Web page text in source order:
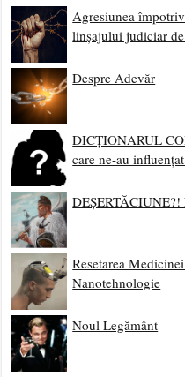
Agresiunea
linșajului judiciar
Despre Adevăr
DICȚIONARUL
care ne-au
Resetarea
Nanotehnologie
Noul Legământ